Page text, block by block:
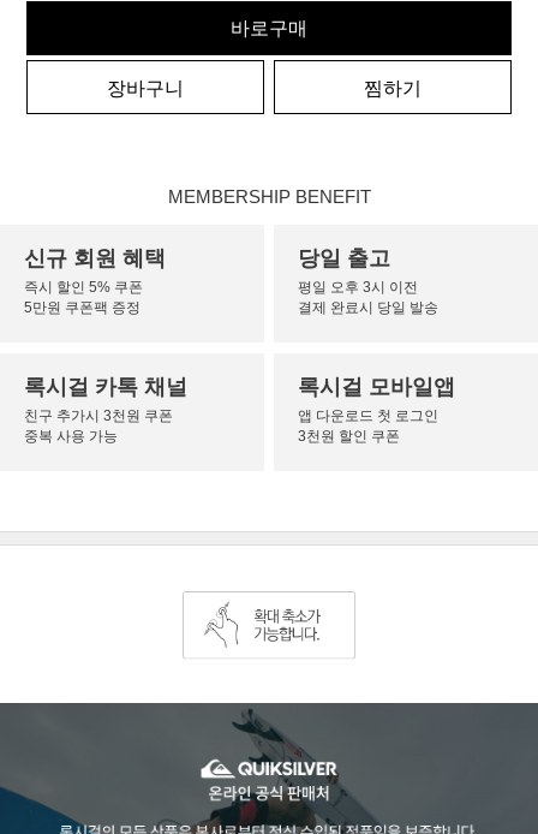
바로구매
장바구니 찜하기
MEMBERSHIP BENEFIT
신규 회원 혜택
즉시 할인 5% 쿠폰
5만원 쿠폰팩 증정
당일 출고
평일 오후 3시 이전
결제 완료시 당일 발송
록시걸 카톡 채널
친구 추가시 3천원 쿠폰
중복 사용 가능
록시걸 모바일앱
앱 다운로드 첫 로그인
3천원 할인 쿠폰